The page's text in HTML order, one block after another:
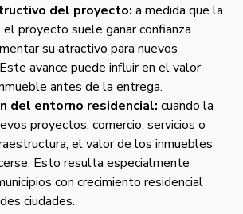
del proyecto: a medida que la
el proyecto suele ganar confianza
su atractivo para nuevos
avance puede influir en el valor
antes de la entrega.
del entorno residencial: cuando la
proyectos, comercio, servicios o
el valor de los inmuebles
Esto resulta especialmente
con crecimiento residencial
ciudades.